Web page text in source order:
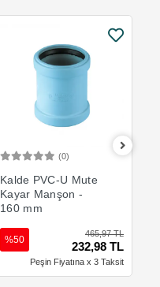
(0)
Kalde PVC-U Mute
Kayar Manşon -
160 mm
465,97 TL
232,98 TL
%50
Peşin Fiyatına x 3 Taksit